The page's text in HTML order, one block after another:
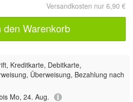
Versandkosten nur 6,90 €
den Warenkorb
Kreditkarte, Debitkarte,
Überweisung, Bezahlung nach
Mo, 24. Aug.